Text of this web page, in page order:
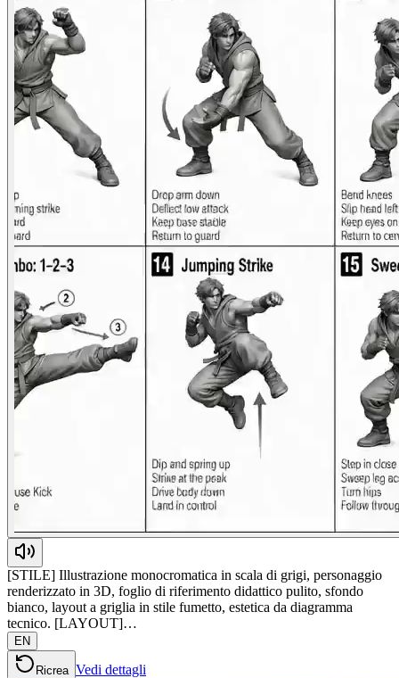
[STILE] Illustrazione monocromatica in scala di grigi, personaggio
renderizzato in 3D, foglio di riferimento didattico pulito, sfondo
bianco, layout a griglia in stile fumetto, estetica da diagramma
tecnico. [LAYOUT]…
EN
Ricrea Vedi dettagli